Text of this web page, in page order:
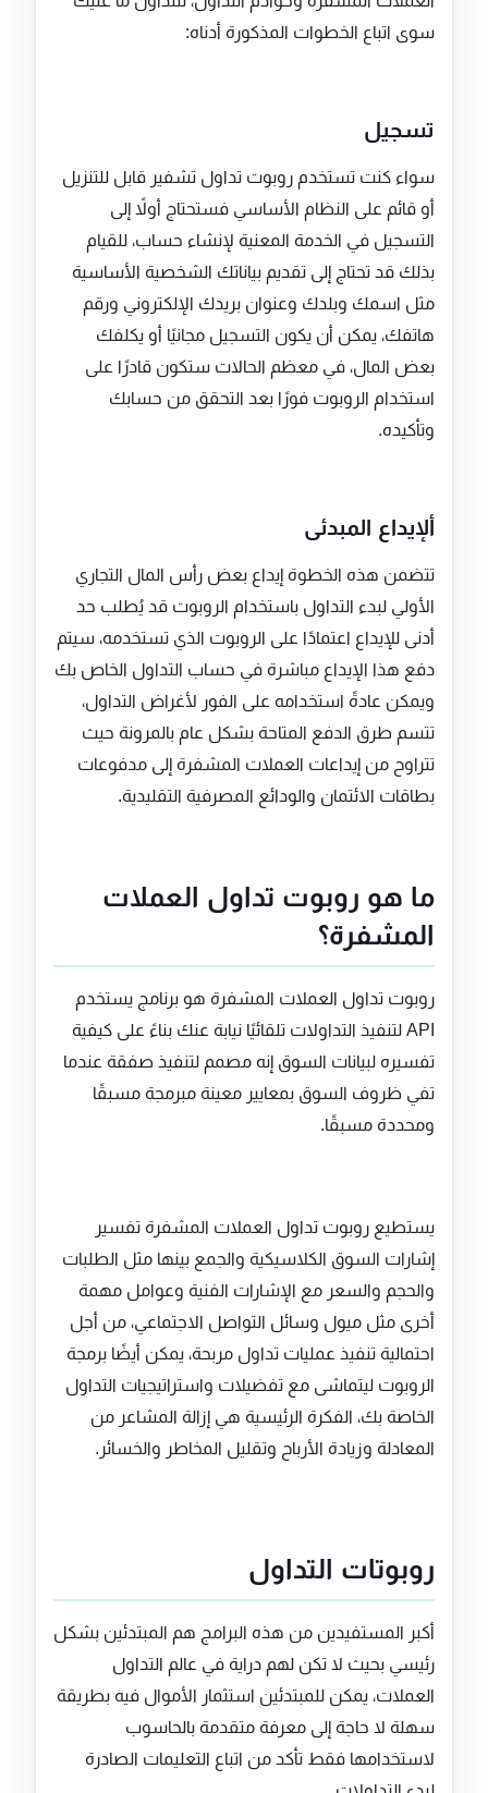
سوى اتباع الخطوات المذكورة أدناه:
تسجيل
سواء كنت تستخدم روبوت تداول تشفير قابل للتنزيل
أو قائم على النظام الأساسي فستحتاج أولاً إلى
التسجيل في الخدمة المعنية لإنشاء حساب، للقيام
بذلك قد تحتاج إلى تقديم بياناتك الشخصية الأساسية
مثل اسمك وبلدك وعنوان بريدك الإلكتروني ورقم
هاتفك، يمكن أن يكون التسجيل مجانيًا أو يكلفك
بعض المال، في معظم الحالات ستكون قادرًا على
استخدام الروبوت فورًا بعد التحقق من حسابك
وتأكيده.
ألإيداع المبدئى
تتضمن هذه الخطوة إيداع بعض رأس المال التجاري
الأولي لبدء التداول باستخدام الروبوت قد يُطلب حد
أدنى للإيداع اعتمادًا على الروبوت الذي تستخدمه، سيتم
دفع هذا الإيداع مباشرة في حساب التداول الخاص بك
ويمكن عادةً استخدامه على الفور لأغراض التداول،
تتسم طرق الدفع المتاحة بشكل عام بالمرونة حيث
تتراوح من إيداعات العملات المشفرة إلى مدفوعات
بطاقات الائتمان والودائع المصرفية التقليدية.
ما هو روبوت تداول العملات
المشفرة؟
روبوت تداول العملات المشفرة هو برنامج يستخدم
API لتنفيذ التداولات تلقائيًا نيابة عنك بناءً على كيفية
تفسيره لبيانات السوق إنه مصمم لتنفيذ صفقة عندما
تفي ظروف السوق بمعايير معينة مبرمجة مسبقًا
ومحددة مسبقًا.
يستطيع روبوت تداول العملات المشفرة تفسير
إشارات السوق الكلاسيكية والجمع بينها مثل الطلبات
والحجم والسعر مع الإشارات الفنية وعوامل مهمة
أخرى مثل ميول وسائل التواصل الاجتماعي، من أجل
احتمالية تنفيذ عمليات تداول مربحة، يمكن أيضًا برمجة
الروبوت ليتماشى مع تفضيلات واستراتيجيات التداول
الخاصة بك، الفكرة الرئيسية هي إزالة المشاعر من
المعادلة وزيادة الأرباح وتقليل المخاطر والخسائر.
روبوتات التداول
أكبر المستفيدين من هذه البرامج هم المبتدئين بشكل
رئيسي بحيث لا تكن لهم دراية في عالم التداول
العملات، يمكن للمبتدئين استثمار الأموال فيه بطريقة
سهلة لا حاجة إلى معرفة متقدمة بالحاسوب
لاستخدامها فقط تأكد من اتباع التعليمات الصادرة